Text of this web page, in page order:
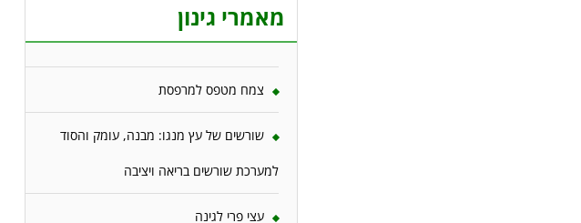
מאמרי גינון
צמח מטפס למרפסת
שורשים של עץ מנגו: מבנה, עומק והסוד
למערכת שורשים בריאה ויציבה
עצי פרי לגינה